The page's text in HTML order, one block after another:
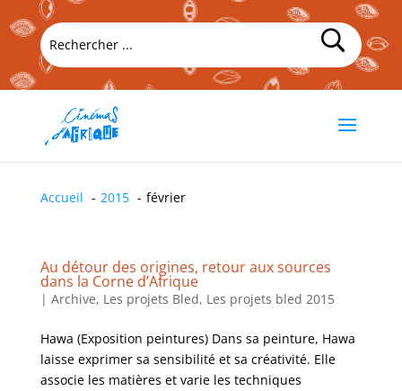
Accueil 2015 février
Au détour des origines, retour aux sources
dans la Corne d’Afrique
| Archive, Les projets Bled, Les projets bled 2015
Hawa (Exposition peintures) Dans sa peinture, Hawa
laisse exprimer sa sensibilité et sa créativité. Elle
associe les matières et varie les techniques